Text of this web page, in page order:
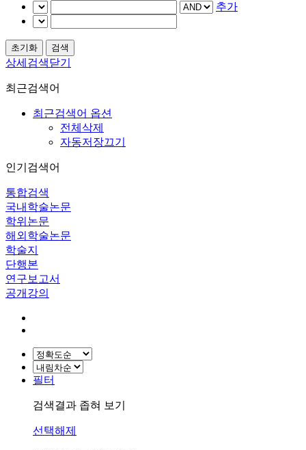
추가
상세검색닫기
최근검색어
최근검색어 옵션
전체삭제
자동저장끄기
인기검색어
통합검색
국내학술논문
학위논문
해외학술논문
학술지
단행본
연구보고서
공개강의
필터
검색결과 좁혀 보기
선택해제